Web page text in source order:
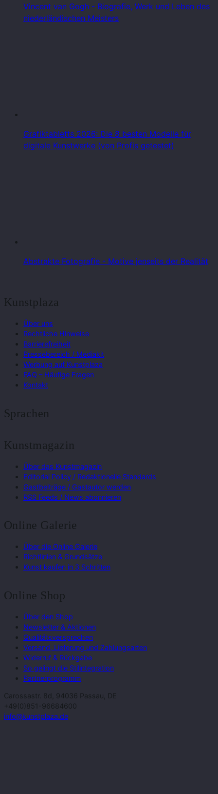
Vincent van Gogh - Biografie, Werk und Leben des
niederländischen Meisters
Grafiktabletts 2026: Die 8 besten Modelle für
digitale Kunstwerke (von Profis getestet)
Abstrakte Fotografie - Motive jenseits der Realität
Kunstplaza
Über uns
Rechtliche Hinweise
Barrierefreiheit
Pressebereich / Mediakit
Werbung auf Kunstplaza
FAQ – Häufige Fragen
Kontakt
Sprachen
Kunstmagazin
Über das Kunstmagazin
Editorial Policy / Redaktionelle Standards
Gastbeiträge / Gastautor werden
RSS Feeds / News abonnieren
Online Galerie
Über die Online Galerie
Richtlinien & Grundsätze
Kunst kaufen in 3 Schritten
Online Shop
Über den Shop
Newsletter & Aktionen
Qualitätsversprechen
Versand, Lieferung und Zahlungsarten
Widerruf & Rückgabe
So gelingt die Stilintegration
Partnerprogramm
Carossastr. 8d, 94036 Passau, DE
+49(0)851-96684600
info@kunstplaza.de